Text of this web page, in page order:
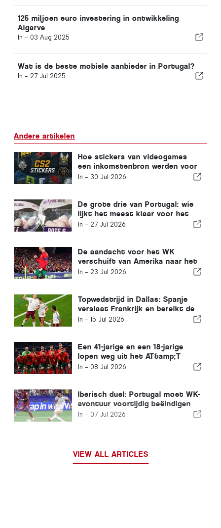
125 miljoen euro investering in ontwikkeling
Algarve
In - 03 Aug 2025
Wat is de beste mobiele aanbieder in Portugal?
In - 27 Jul 2025
Andere artikelen
Hoe stickers van videogames
een inkomstenbron werden voor
esports-teams
In - 30 Jul 2026
De grote drie van Portugal: wie
lijkt het meest klaar voor het
nieuwe seizoen?
In - 27 Jul 2026
De aandacht voor het WK
verschuift van Amerika naar het
Iberisch Schiereiland
In - 23 Jul 2026
Topwedstrijd in Dallas: Spanje
verslaat Frankrijk en bereikt de
WK-finale
In - 15 Jul 2026
Een 41-jarige en een 18-jarige
lopen weg uit het AT&amp;T
Stadium in Dallas
In - 08 Jul 2026
Iberisch duel: Portugal moet WK-
avontuur voortijdig beëindigen
door nederlaag tegen Spanje
In - 07 Jul 2026
VIEW ALL ARTICLES